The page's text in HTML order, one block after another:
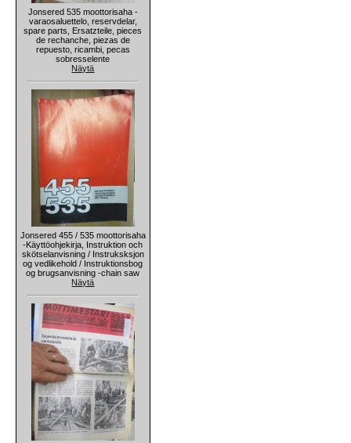
Jonsered 535 moottorisaha -
varaosaluettelo, reservdelar,
spare parts, Ersatzteile, pieces
de rechanche, piezas de
repuesto, ricambi, pecas
sobresselente
Näytä
Jonsered 455 / 535 moottorisaha
-Käyttöohjekirja, Instruktion och
skötselanvisning / Instruksksjon
og vedlikehold / Instruktionsbog
og brugsanvisning -chain saw
Näytä